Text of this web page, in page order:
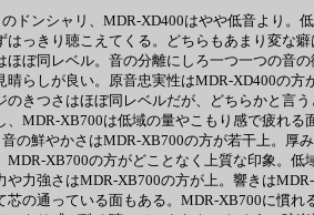
ドンシャリ、MDR-XD400はやや低音より。
はっきり聴こえてくる。どちらもあまり変な
ほぼ同レベル。音の分離にしろ一つ一つの音
晴らしが良い。原音忠実性はMDR-XD400の
のきつさはほぼ同レベルだが、どちらかと言
、MDR-XB700は低域の量やこもり感で疲れ
の鮮やかさはMDR-XB700の方が若干上。厚
MDR-XB700の方がどことなく上質な印象。
や力強さはMDR-XB700の方が上。響きは
芯の通っている面もある。MDR-XB700に慣